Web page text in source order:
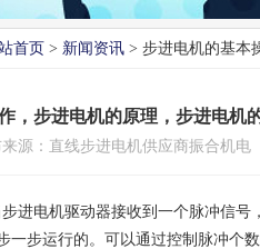
首页 > 新闻资讯 > 步进电机的基本
，步进电机的原理，步进电机
源：直线步进电机供应商振合机电
进电机驱动器接收到一个脉冲信号
步运行的。可以通过控制脉冲个